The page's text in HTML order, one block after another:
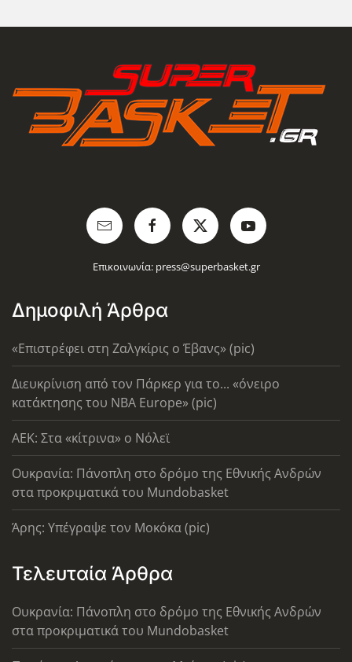
Επικοινωνία: press@superbasket.gr
Δημοφιλή Άρθρα
«Επιστρέφει στη Ζαλγκίρις ο Έβανς» (pic)
Διευκρίνιση από τον Πάρκερ για το... «όνειρο
κατάκτησης του ΝΒΑ Europe» (pic)
AEK: Στα «κίτρινα» ο Νόλεϊ
Ουκρανία: Πάνοπλη στο δρόμο της Εθνικής Ανδρών
στα προκριματικά του Mundobasket
Άρης: Υπέγραψε τον Μοκόκα (pic)
Τελευταία Άρθρα
Ουκρανία: Πάνοπλη στο δρόμο της Εθνικής Ανδρών
στα προκριματικά του Mundobasket